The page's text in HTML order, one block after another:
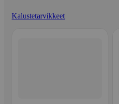
Kalustetarvikkeet